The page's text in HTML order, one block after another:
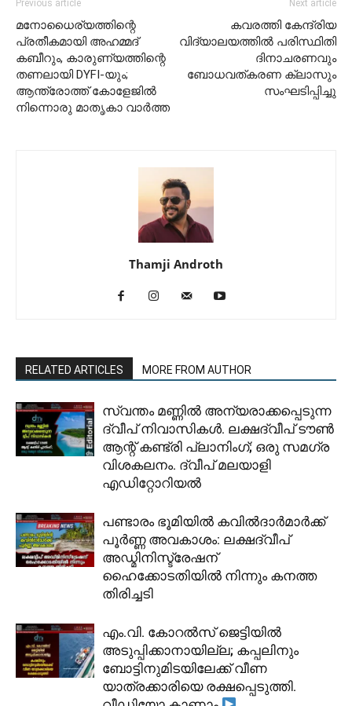
Previous article
മനോധൈര്യത്തിന്റെ
പ്രതീകമായി അഹമ്മദ്
കബീറും, കാരുണ്യത്തിന്റെ
തണലായി DYFI-യും;
ആന്ത്രോത്ത് കോളേജിൽ
നിന്നൊരു മാതൃകാ വാർത്ത
Next article
കവരത്തി കേന്ദ്രിയ
വിദ്യാലയത്തിൽ പരിസ്ഥിതി
ദിനാചരണവും
ബോധവത്കരണ ക്ലാസും
സംഘടിപ്പിച്ചു
Thamji Androth
RELATED ARTICLES MORE FROM AUTHOR
സ്വന്തം മണ്ണിൽ അന്യരാക്കപ്പെടുന്ന
ദ്വീപ് നിവാസികൾ. ലക്ഷദ്വീപ് ടൗൺ
ആന്റ് കണ്ട്രി പ്ലാനിംഗ്; ഒരു സമഗ്ര
വിശകലനം. ദ്വീപ് മലയാളി
എഡിറ്റോറിയൽ
പണ്ടാരം ഭൂമിയിൽ കവിൽദാർമാർക്ക്
പൂർണ്ണ അവകാശം: ലക്ഷദ്വീപ്
അഡ്മിനിസ്ട്രേഷന്
ഹൈക്കോടതിയിൽ നിന്നും കനത്ത
തിരിച്ചടി
​എം.വി. കോറൽസ് ജെട്ടിയിൽ
അടുപ്പിക്കാനായില്ല; കപ്പലിനും
ബോട്ടിനുമിടയിലേക്ക് വീണ
യാത്രക്കാരിയെ രക്ഷപ്പെടുത്തി.